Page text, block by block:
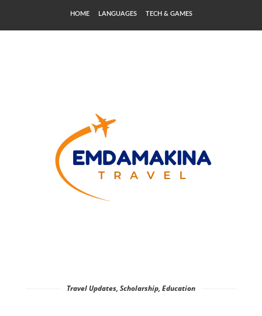
HOME LANGUAGES TECH & GAMES
Travel Updates, Scholarship, Education